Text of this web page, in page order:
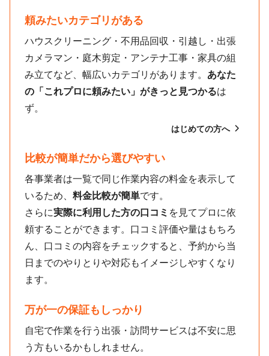
頼みたいカテゴリがある
ハウスクリーニング・不用品回収・引越し・出張
カメラマン・庭木剪定・アンテナ工事・家具の組
み立てなど、幅広いカテゴリがあります。 あなた
の「これプロに頼みたい」がきっと見つかるは
ず。
はじめての方へ
比較が簡単だから選びやすい
各事業者は一覧で同じ作業内容の料金を表示して
いるため、 料金比較が簡単です。
さらに実際に利用した方の口コミ を見てプロに依
頼することができます。口コミ評価や量はもちろ
ん、口コミの内容をチェックすると、予約から当
日までのやりとりや対応もイメージしやすくなり
ます。
万が一の保証もしっかり
自宅で作業を行う出張・訪問サービスは不安に思
う方もいるかもしれません。